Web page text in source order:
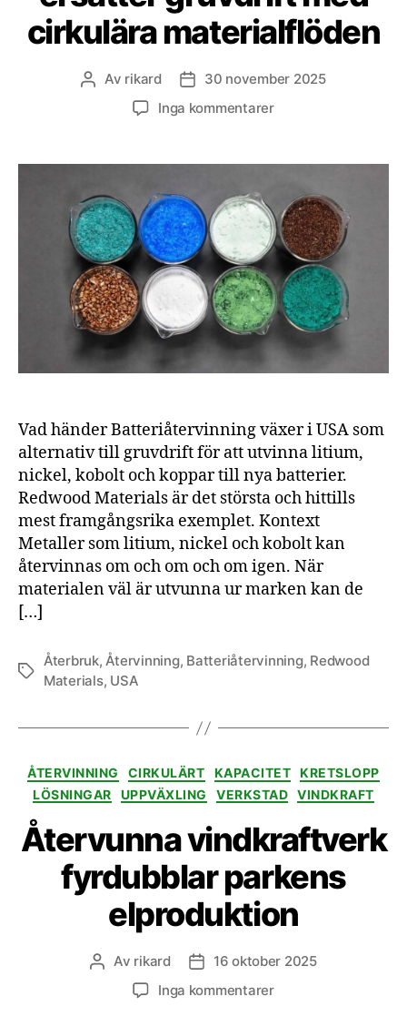
cirkulära materialflöden
Inläggsförfattare
Av rikard Inläggsdatum
30 november 2025
Inga kommentarertill
gruvdrift
cirkulära
materialflöden
Vad händer Batteriåtervinning växer i USA som
alternativ till gruvdrift för att utvinna litium,
nickel, kobolt och koppar till nya batterier.
Redwood Materials är det största och hittills
mest framgångsrika exemplet. Kontext
Metaller som litium, nickel och kobolt kan
återvinnas om och om och om igen. När
materialen väl är utvunna ur marken kan de
[…]
Etiketter
Återbruk,Återvinning, Batteriåtervinning, Redwood
Materials, USA
Kategorier
ÅTERVINNING CIRKULÄRT KAPACITET KRETSLOPP
LÖSNINGAR
UPPVÄXLING VERKSTAD VINDKRAFT
Återvunna vindkraftverk
fyrdubblar parkens
elproduktion
Inläggsförfattare
Av rikard Inläggsdatum
16 oktober 2025
Inga kommentarertill